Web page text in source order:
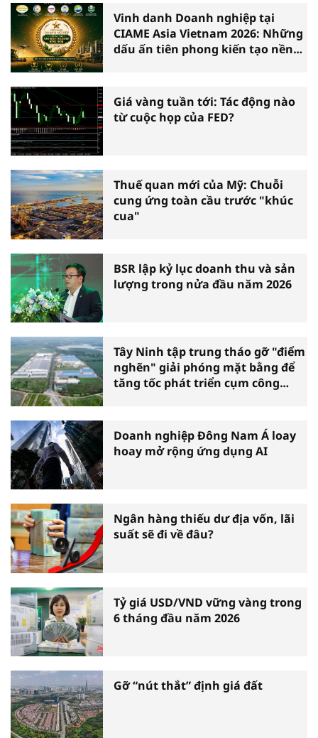
Vinh danh Doanh nghiệp tại
CIAME Asia Vietnam 2026: Những
dấu ấn tiên phong kiến tạo nền
Giá vàng tuần tới: Tác động nào
từ cuộc họp của FED?
Thuế quan mới của Mỹ: Chuỗi
cung ứng toàn cầu trước "khúc
cua"
BSR lập kỷ lục doanh thu và sản
lượng trong nửa đầu năm 2026
Tây Ninh tập trung tháo gỡ "điểm
nghẽn" giải phóng mặt bằng để
tăng tốc phát triển cụm công
Doanh nghiệp Đông Nam Á loay
hoay mở rộng ứng dụng AI
Ngân hàng thiếu dư địa vốn, lãi
suất sẽ đi về đâu?
Tỷ giá USD/VND vững vàng trong
6 tháng đầu năm 2026
Gỡ “nút thắt” định giá đất